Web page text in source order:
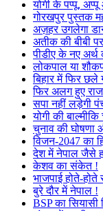
योगी के पप्पू,
गोरखपुर पुस्तक
अज़हर उगलेगा
अतीक की बीबी
पीडीए के नए अर्थ
लोकपाल या
बिहार में फिर छले
फिर अलग हुए
सपा नहीं लड़ेगी
योगी की
चुनाव की घोषणा
विजन-2047 का
देश में नेपाल जैसे
केशव का संकेत !
भाजपाई होते-होते
बुरे दौर में नेपाल !
BSP का सियासी